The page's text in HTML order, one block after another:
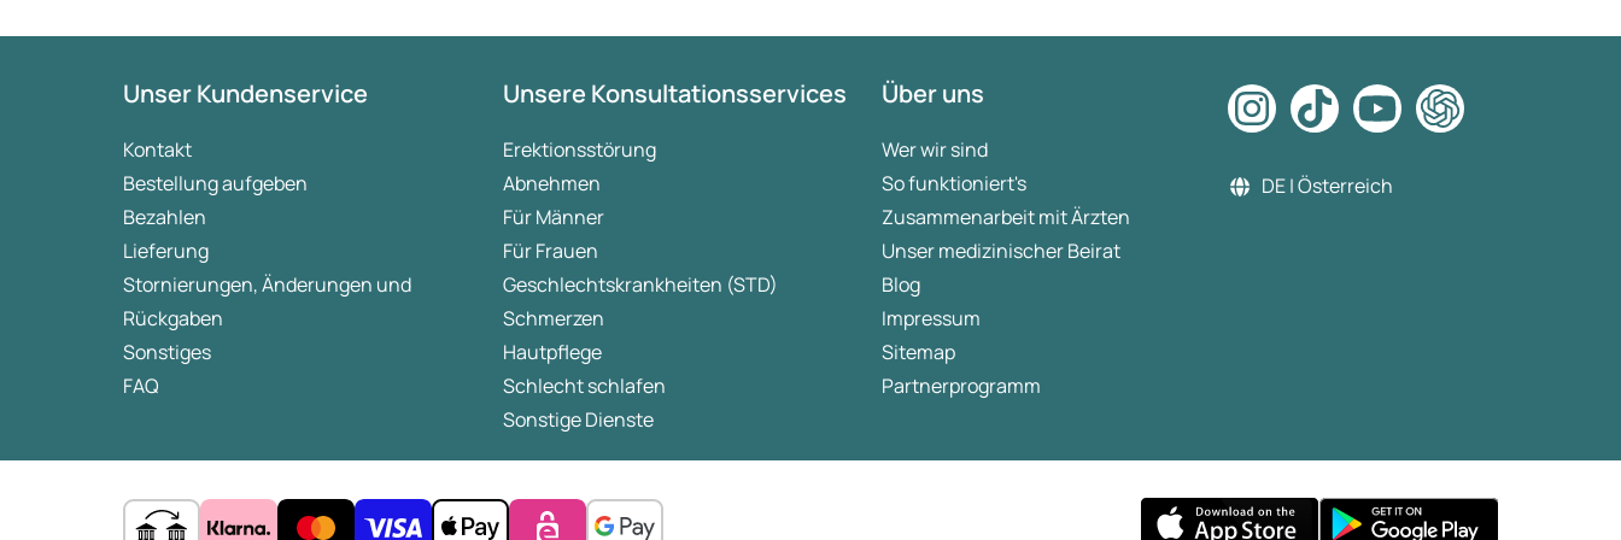
Unser Kundenservice
Kontakt
Bestellung aufgeben
Bezahlen
Lieferung
Stornierungen, Änderungen und
Rückgaben
Sonstiges
FAQ
Unsere Konsultationsservices
Erektionsstörung
Abnehmen
Für Männer
Für Frauen
Geschlechtskrankheiten (STD)
Schmerzen
Hautpflege
Schlecht schlafen
Sonstige Dienste
Über uns
Wer wir sind
So funktioniert's
Zusammenarbeit mit Ärzten
Unser medizinischer Beirat
Blog
Impressum
Sitemap
Partnerprogramm
DE | Österreich